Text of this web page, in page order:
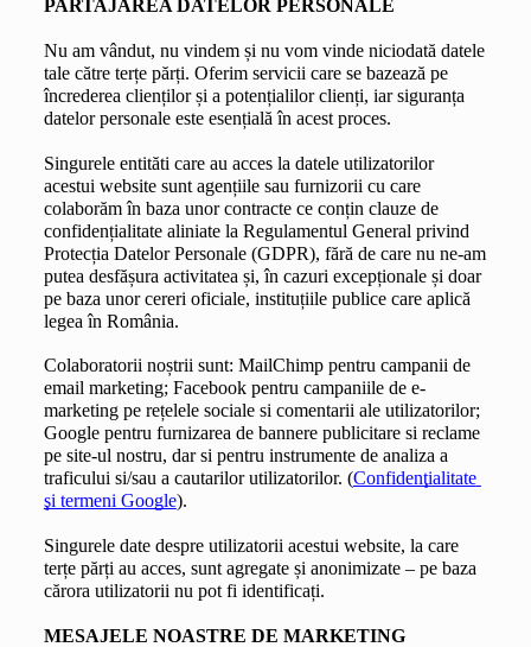
PARTAJAREA DATELOR PERSONALE
Nu am vândut, nu vindem și nu vom vinde niciodată datele
tale către terțe părți. Oferim servicii care se bazează pe
încrederea clienților și a potențialilor clienți, iar siguranța
datelor personale este esențială în acest proces.
Singurele entităti care au acces la datele utilizatorilor
acestui website sunt agențiile sau furnizorii cu care
colaborăm în baza unor contracte ce conțin clauze de
confidențialitate aliniate la Regulamentul General privind
Protecția Datelor Personale (GDPR), fără de care nu ne-am
putea desfășura activitatea și, în cazuri excepționale și doar
pe baza unor cereri oficiale, instituțiile publice care aplică
legea în România.
Colaboratorii noștrii sunt: MailChimp pentru campanii de
email marketing; Facebook pentru campaniile de e-
marketing pe rețelele sociale si comentarii ale utilizatorilor;
Google pentru furnizarea de bannere publicitare si reclame
pe site-ul nostru, dar si pentru instrumente de analiza a
traficului si/sau a cautarilor utilizatorilor. (Confidenţialitate
şi termeni Google).
Singurele date despre utilizatorii acestui website, la care
terțe părți au acces, sunt agregate și anonimizate – pe baza
cărora utilizatorii nu pot fi identificați.
MESAJELE NOASTRE DE MARKETING